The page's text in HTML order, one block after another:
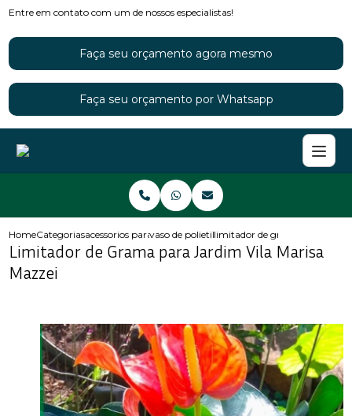
Entre em contato com um de nossos especialistas!
Faça seu orçamento agora mesmo
Faça seu orçamento por Whatsapp
HomeCategoriasacessorios para jardinsvaso de polietileno para jardim
limitador de grama para
Limitador de Grama para Jardim Vila Marisa
Mazzei